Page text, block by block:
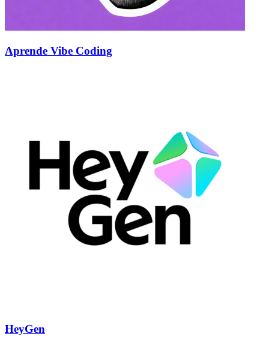
Aprende Vibe Coding
HeyGen